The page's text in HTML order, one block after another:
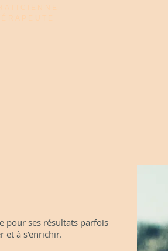
pour ses résultats parfois
à s’enrichir.